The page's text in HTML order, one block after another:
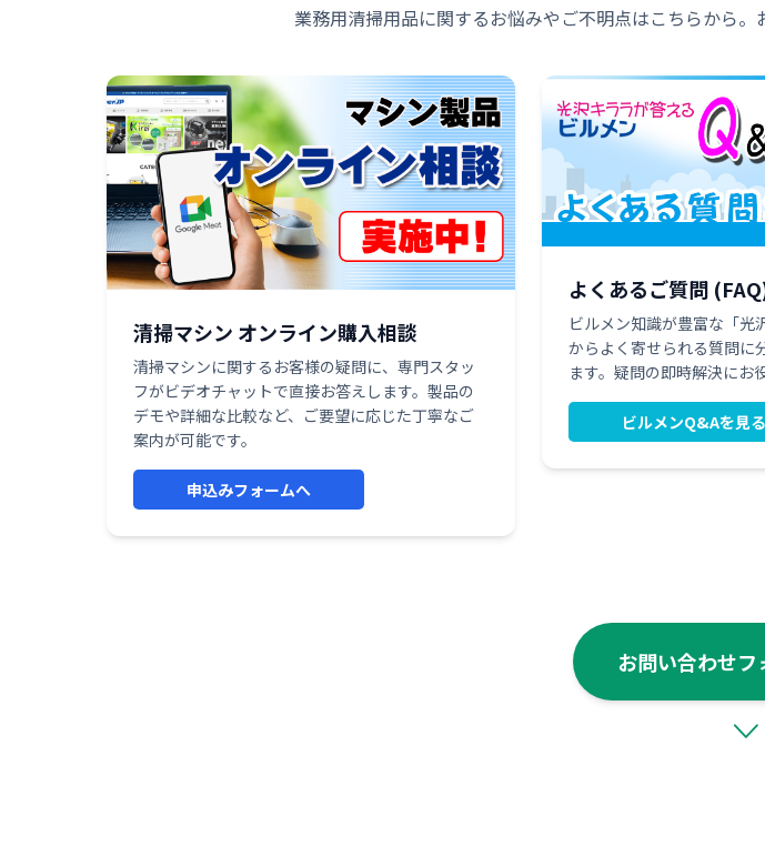
業務用清掃用品に関するお悩みやご不明点はこちらから
清掃マシン オンライン購入相談
清掃マシンに関するお客様の疑問に、専門スタッ
フがビデオチャットで直接お答えします。製品の
デモや詳細な比較など、ご要望に応じた丁寧なご
案内が可能です。
申込みフォームへ
よくあるご質問
ビルメン知識が豊富な「光
からよく寄せられる質問に
ます。疑問の即時解決にお
ビルメンQ&Aを見る
お問い合わせフ